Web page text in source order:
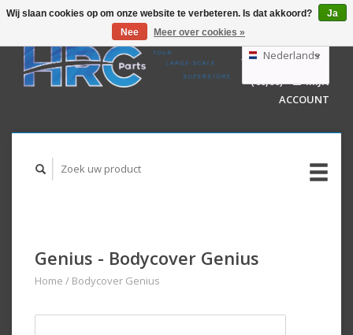
GBP
AUD
Nederlands
Deutsch
English
WINKELWAGEN
(€0,00)
MIJN
ACCOUNT
Genius - Bodycover Genius
Home / Bodycover Genius
Wij slaan cookies op om onze website te verbeteren. Is dat akkoord?
Ja
Nee
Meer over cookies »